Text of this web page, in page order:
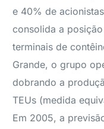
e 40% de
consolida a
terminais de
Grande, o grupo
dobrando a
TEUs (medida
Em 2005, a